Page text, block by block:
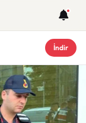
İndir